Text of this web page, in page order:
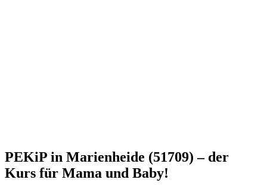
PEKiP in Marienheide (51709) – der
Kurs für Mama und Baby!